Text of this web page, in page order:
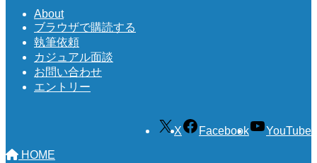
About
ブラウザで購読する
執筆依頼
カジュアル面談
お問い合わせ
エントリー
X Facebook
YouTube
HOME